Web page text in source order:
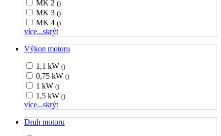
MK 2 ()
MK 3 ()
MK 4 ()
více...skrýt
Výkon motoru
1,1 kW ()
0,75 kW ()
1 kW ()
1,5 kW ()
více...skrýt
Druh motoru